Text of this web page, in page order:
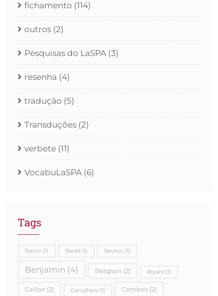
fichamento (114)
outros (2)
Pesquisas do LaSPA (3)
resenha (4)
tradução (5)
Transduções (2)
verbete (11)
VocabuLaSPA (6)
Tags
Bacon (1) Barad (1) Becker (1)
Benjamin (4) Bergson (2) Bryant (1)
Callon (2) Carruthers (1) Combes (2)